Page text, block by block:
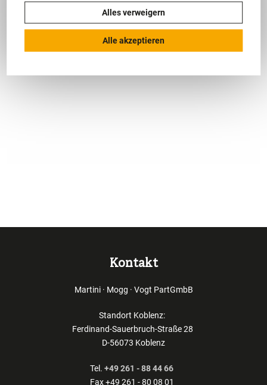
Kontakt
Martini · Mogg · Vogt PartGmbB
Standort Koblenz:
Ferdinand-Sauerbruch-Straße 28
D-56073 Koblenz
Tel. +49 261 - 88 44 66
Fax +49 261 - 80 08 01
Alles verweigern
Alle akzeptieren